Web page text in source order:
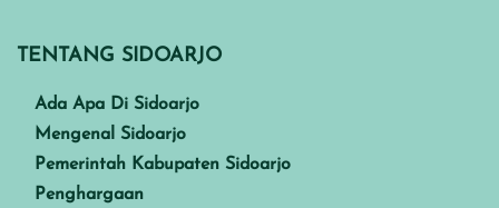
TENTANG SIDOARJO
Ada Apa Di Sidoarjo
Mengenal Sidoarjo
Pemerintah Kabupaten Sidoarjo
Penghargaan